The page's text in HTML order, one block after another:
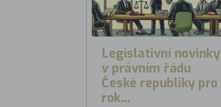
Legislativní novinky
v právním řádu
České republiky pro
rok...